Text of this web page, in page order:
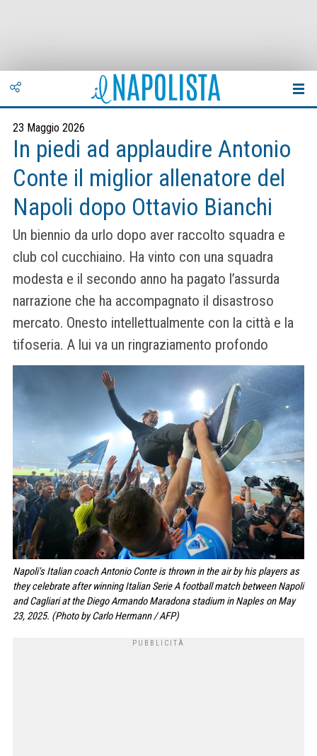
23 Maggio 2026
In piedi ad applaudire Antonio
Conte il miglior allenatore del
Napoli dopo Ottavio Bianchi
Un biennio da urlo dopo aver raccolto squadra e
club col cucchiaino. Ha vinto con una squadra
modesta e il secondo anno ha pagato l’assurda
narrazione che ha accompagnato il disastroso
mercato. Onesto intellettualmente con la città e la
tifoseria. A lui va un ringraziamento profondo
Napoli's Italian coach Antonio Conte is thrown in the air by his players as
they celebrate after winning Italian Serie A football match between Napoli
and Cagliari at the Diego Armando Maradona stadium in Naples on May
23, 2025. (Photo by Carlo Hermann / AFP)